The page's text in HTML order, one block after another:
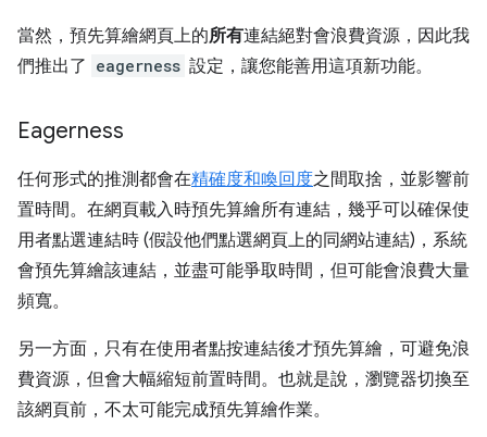
當然，預先算繪網頁上的所有連結絕對會浪費資源，因此我
們推出了 eagerness 設定，讓您能善用這項新功能。
Eagerness
任何形式的推測都會在精確度和喚回度之間取捨，並影響前
置時間。在網頁載入時預先算繪所有連結，幾乎可以確保使
用者點選連結時 (假設他們點選網頁上的同網站連結)，系統
會預先算繪該連結，並盡可能爭取時間，但可能會浪費大量
頻寬。
另一方面，只有在使用者點按連結後才預先算繪，可避免浪
費資源，但會大幅縮短前置時間。也就是說，瀏覽器切換至
該網頁前，不太可能完成預先算繪作業。